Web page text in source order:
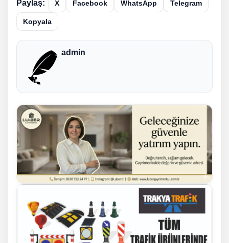
Paylaş: X Facebook WhatsApp Telegram
Kopyala
admin